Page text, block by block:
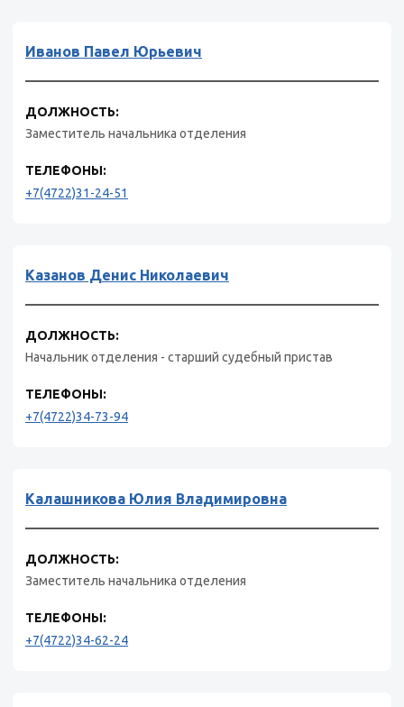
Иванов Павел Юрьевич
ДОЛЖНОСТЬ:
Заместитель начальника отделения
ТЕЛЕФОНЫ:
+7(4722)31-24-51
Казанов Денис Николаевич
ДОЛЖНОСТЬ:
Начальник отделения - старший судебный пристав
ТЕЛЕФОНЫ:
+7(4722)34-73-94
Калашникова Юлия Владимировна
ДОЛЖНОСТЬ:
Заместитель начальника отделения
ТЕЛЕФОНЫ:
+7(4722)34-62-24